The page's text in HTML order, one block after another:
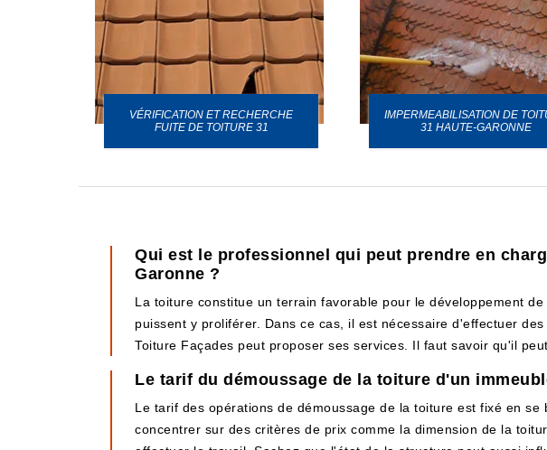
VÉRIFICATION ET RECHERCHE
FUITE DE TOITURE 31
IMPERMEABILISATION DE
31 HAUTE-GARONNE
Qui est le professionnel qui peut prendre en
Garonne ?
La toiture constitue un terrain favorable pour le développement
puissent y proliférer. Dans ce cas, il est nécessaire d'effectuer
Toiture Façades peut proposer ses services. Il faut savoir qu'il
Le tarif du démoussage de la toiture d'un
Le tarif des opérations de démoussage de la toiture est fixé en
concentrer sur des critères de prix comme la dimension de la